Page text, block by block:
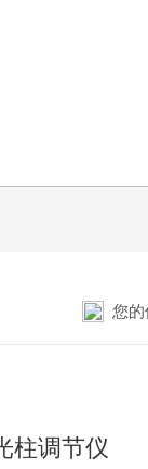
您的
柱调节仪